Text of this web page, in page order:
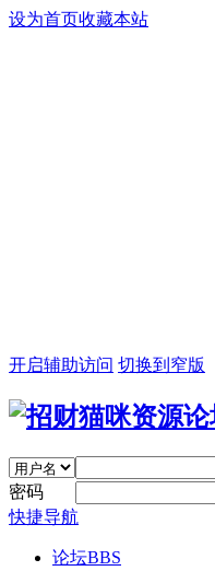
设为首页收藏本站
开启辅助访问 切换到窄版
密码
快捷导航
论坛BBS